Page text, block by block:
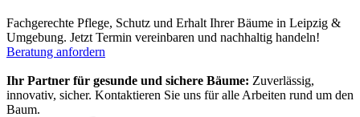
Fachgerechte Pflege, Schutz und Erhalt Ihrer Bäume in Leipzig &
Umgebung. Jetzt Termin vereinbaren und nachhaltig handeln!
Beratung anfordern
Ihr Partner für gesunde und sichere Bäume: Zuverlässig,
innovativ, sicher. Kontaktieren Sie uns für alle Arbeiten rund um den
Baum.